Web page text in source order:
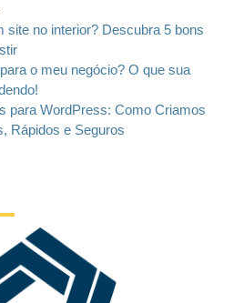
site no interior? Descubra 5 bons
o meu negócio? O que sua
para WordPress: Como Criamos
Rápidos e Seguros